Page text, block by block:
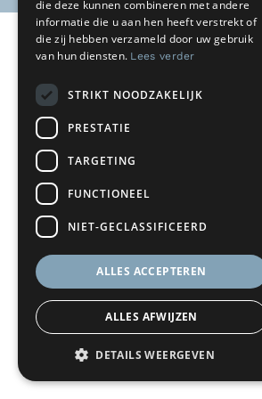
die deze kunnen combineren met andere
informatie die u aan hen heeft verstrekt of
die zij hebben verzameld door uw gebruik
van hun diensten. Lees verder
STRIKT NOODZAKELIJK
PRESTATIE
TARGETING
FUNCTIONEEL
NIET-GECLASSIFICEERD
ALLES ACCEPTEREN
ALLES AFWIJZEN
DETAILS WEERGEVEN